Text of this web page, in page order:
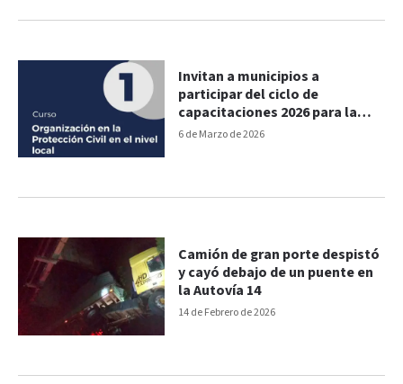
6 de Marzo de 2026
Invitan a municipios a
participar del ciclo de
capacitaciones 2026 para la
gestión de emergencias
14 de Febrero de 2026
Camión de gran porte despistó
y cayó debajo de un puente en
la Autovía 14